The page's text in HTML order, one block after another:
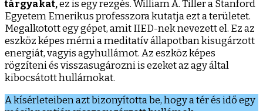
tárgyakat,ez is egy rezgés. William A. Tiller a Stanford
Egyetem Emerikus professzora kutatja ezt a területet.
Megalkotott egy gépet, amit IIED-nek nevezett el. Ez az
eszköz képes mérni a meditatív állapotban kisugárzott
energiát, vagyis agyhullámot. Az eszköz képes
rögzíteni és visszasugározni is ezeket az agy által
kibocsátott hullámokat.
A kísérleteiben azt bizonyította be, hogy a tér és idő egy